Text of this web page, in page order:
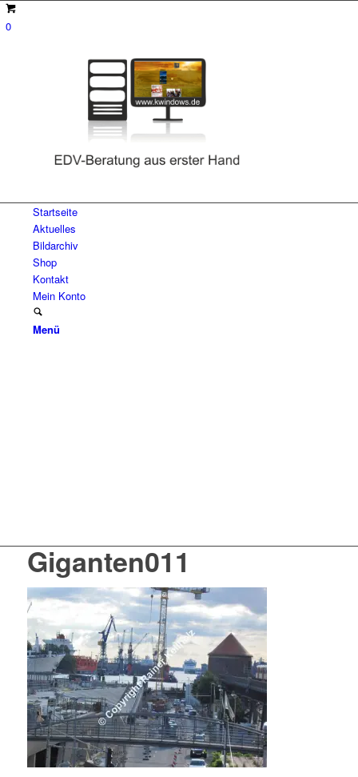
0
Startseite
Aktuelles
Bildarchiv
Shop
Kontakt
Mein Konto
Menü
Giganten011